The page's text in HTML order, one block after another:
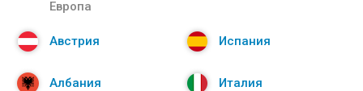
Европа
Австрия
Албания
Испания
Италия